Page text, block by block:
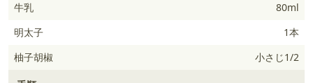
牛乳
80ml
明太子
1本
柚子胡椒
小さじ1/2